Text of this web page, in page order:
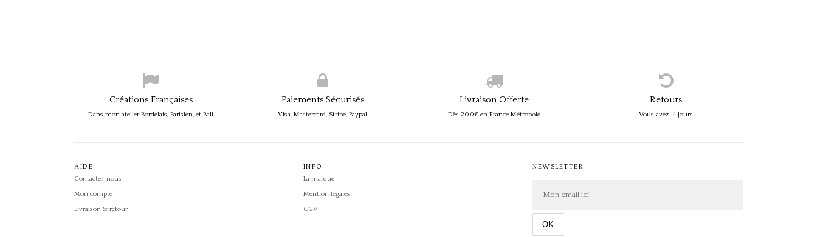
Créations Françaises
Dans mon atelier Bordelais, Parisien, et Bali
Paiements Sécurisés
Visa, Mastercard, Stripe, Paypal
Livraison Offerte
Dès 200€ en France Métropole
Retours
Vous avez 14 jours
AIDE
Contacter-nous
Mon compte
Livraison & retour
INFO
La marque
Mention légales
CGV
NEWSLETTER